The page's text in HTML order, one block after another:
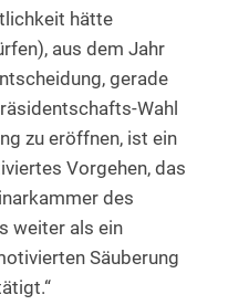
hätte
aus dem Jahr
gerade
Wahl
zu eröffnen, ist ein
Vorgehen, das
des
weiter als ein
Säuberung